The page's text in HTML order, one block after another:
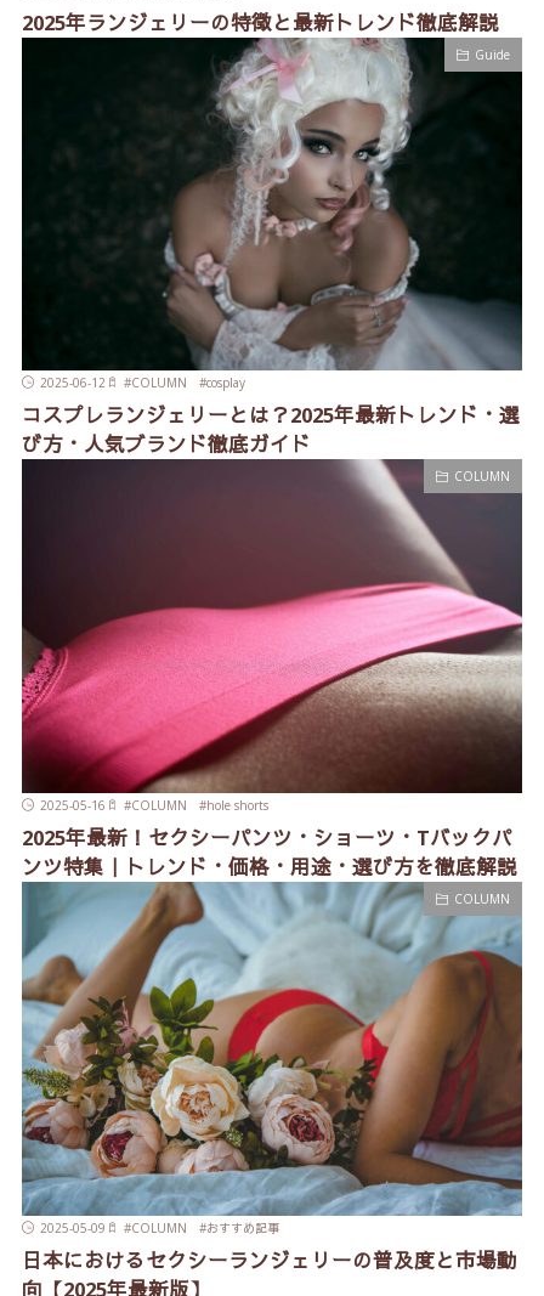
2025年ランジェリーの特徴と最新トレンド徹底解説
Guide
2025-06-12 #COLUMN #cosplay
コスプレランジェリーとは？2025年最新トレンド・選
び方・人気ブランド徹底ガイド
COLUMN
2025-05-16 #COLUMN #hole shorts
2025年最新！セクシーパンツ・ショーツ・Tバックパ
ンツ特集｜トレンド・価格・用途・選び方を徹底解説
COLUMN
2025-05-09 #COLUMN #おすすめ記事
日本におけるセクシーランジェリーの普及度と市場動
向【2025年最新版】